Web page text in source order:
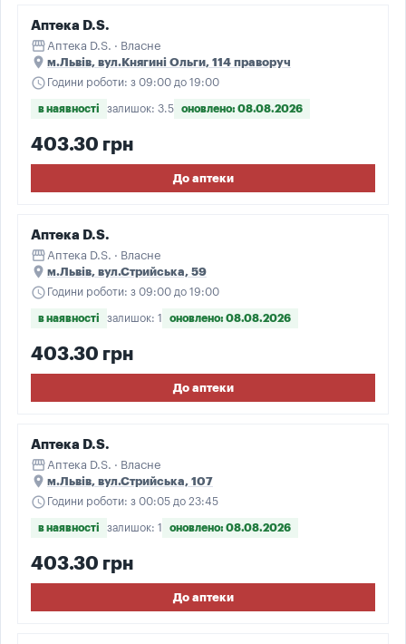
Аптека D.S.
storefront Аптека D.S. · Власне
place м.Львів, вул.Княгині Ольги, 114 праворуч
schedule Години роботи: з 09:00 до 19:00
в наявності залишок: 3.5 оновлено: 08.08.2026
403.30 грн
До аптеки
Аптека D.S.
storefront Аптека D.S. · Власне
place м.Львів, вул.Стрийська, 59
schedule Години роботи: з 09:00 до 19:00
в наявності залишок: 1 оновлено: 08.08.2026
403.30 грн
До аптеки
Аптека D.S.
storefront Аптека D.S. · Власне
place м.Львів, вул.Стрийська, 107
schedule Години роботи: з 00:05 до 23:45
в наявності залишок: 1 оновлено: 08.08.2026
403.30 грн
До аптеки